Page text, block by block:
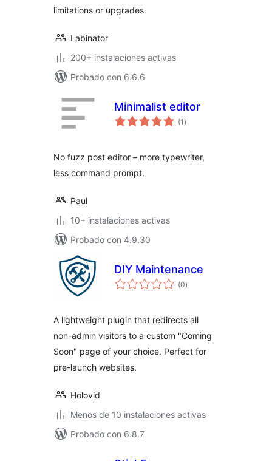
limitations or upgrades.
Labinator
200+ instalaciones activas
Probado con 6.6.6
Minimalist editor
(1 total
de
)
No fuzz post editor – more typewriter,
less command prompt.
Paul
10+ instalaciones activas
Probado con 4.9.30
DIY Maintenance
(0total
de
)
A lightweight plugin that redirects all
non-admin visitors to a custom "Coming
Soon" page of your choice. Perfect for
pre-launch websites.
Holovid
Menos de 10 instalaciones activas
Probado con 6.8.7